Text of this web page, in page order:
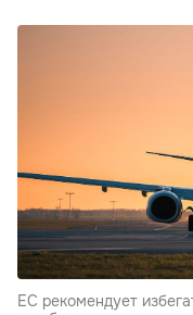
ЕС рекомендует